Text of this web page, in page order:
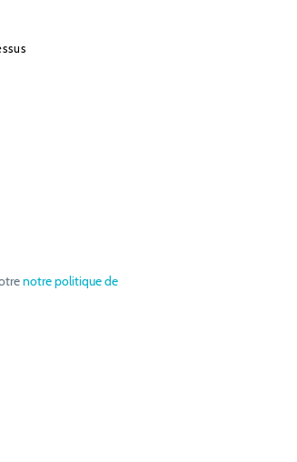
notre politique de